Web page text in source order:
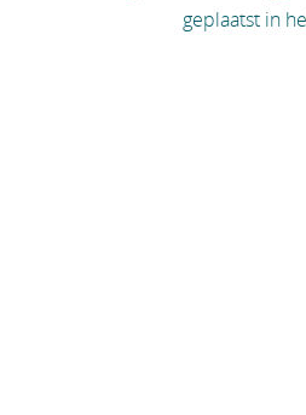
geplaatst in